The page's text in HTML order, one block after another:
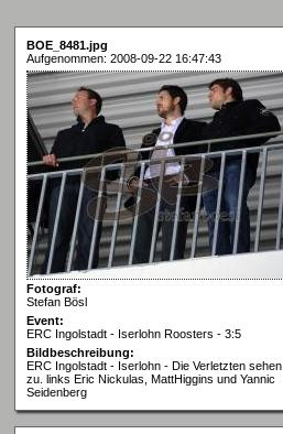
BOE_8481.jpg
Aufgenommen: 2008-09-22 16:47:43
Fotograf:
Stefan Bösl
Event:
ERC Ingolstadt - Iserlohn Roosters - 3:5
Bildbeschreibung:
ERC Ingolstadt - Iserlohn - Die Verletzten sehen
zu. links Eric Nickulas, MattHiggins und Yannic
Seidenberg